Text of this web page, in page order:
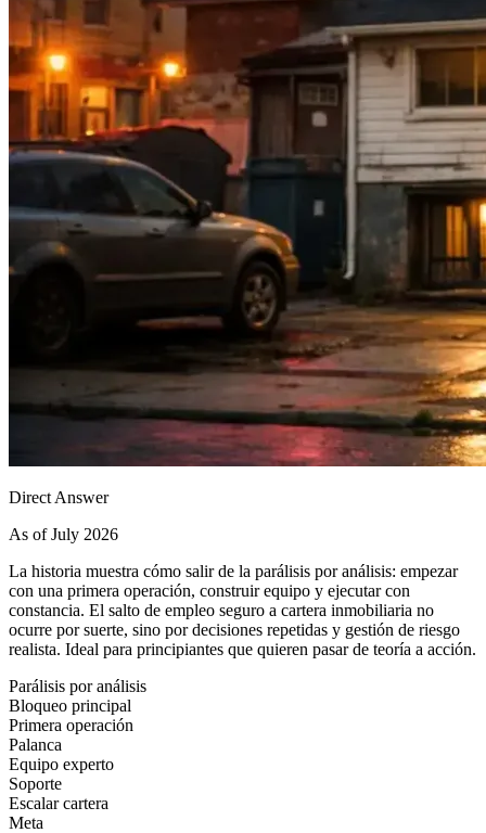
Direct Answer
As of July 2026
La historia muestra cómo salir de la parálisis por análisis: empezar
con una primera operación, construir equipo y ejecutar con
constancia. El salto de empleo seguro a cartera inmobiliaria no
ocurre por suerte, sino por decisiones repetidas y gestión de riesgo
realista. Ideal para principiantes que quieren pasar de teoría a acción.
Parálisis por análisis
Bloqueo principal
Primera operación
Palanca
Equipo experto
Soporte
Escalar cartera
Meta